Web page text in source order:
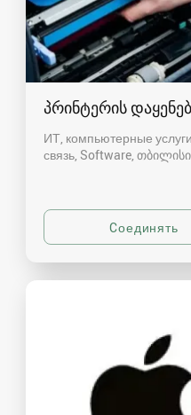
პრინტერის
ИТ, компьютерные
связь, Software თბილისი